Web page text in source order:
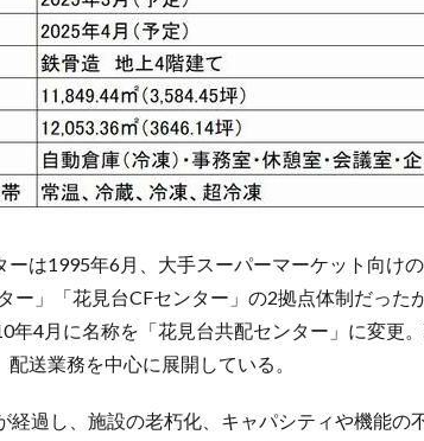
ーは1995年6月、大手スーパーマーケット向け
ー」「花見台CFセンター」の2拠点体制だっ
年4月に名称を「花見台共配センター」に変更
送業務を中心に展開している。
経過し、施設の老朽化、キャパシティや機能の